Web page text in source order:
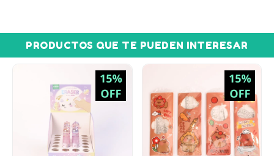
PRODUCTOS QUE TE PUEDEN INTERESAR